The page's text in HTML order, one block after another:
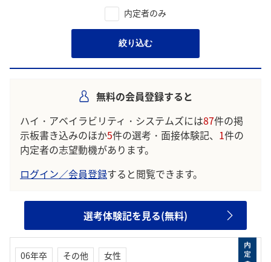
内定者のみ
絞り込む
無料の会員登録すると
ハイ・アベイラビリティ・システムズには87件の掲
示板書き込みのほか5件の選考・面接体験記、 1件の
内定者の志望動機があります。
ログイン／会員登録すると閲覧できます。
選考体験記を見る(無料)
06年卒 その他
女性